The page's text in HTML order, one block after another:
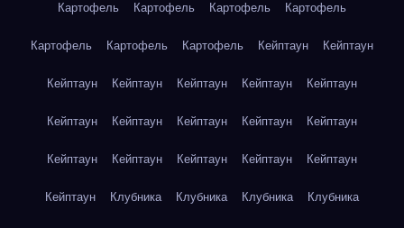
Картофель Картофель Картофель Картофель
Картофель Картофель Картофель Кейптаун Кейптаун
Кейптаун Кейптаун Кейптаун Кейптаун Кейптаун
Кейптаун Кейптаун Кейптаун Кейптаун Кейптаун
Кейптаун Кейптаун Кейптаун Кейптаун Кейптаун
Кейптаун Клубника Клубника Клубника Клубника